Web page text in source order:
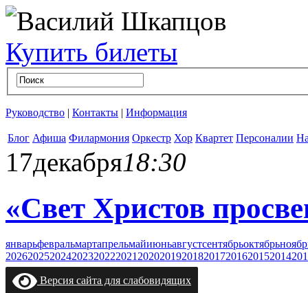
Купить билеты
Руководство | Контакты | Информация
Блог Афиша Филармония Оркестр Хор Квартет Персоналии
17декабря18:30
«Свет Христов
январьфевральмартапрельмайиюньавгустсентябрьоктябрь
2026202520242023202220212020201920182017201620152014
Версия сайта для слабовидящих